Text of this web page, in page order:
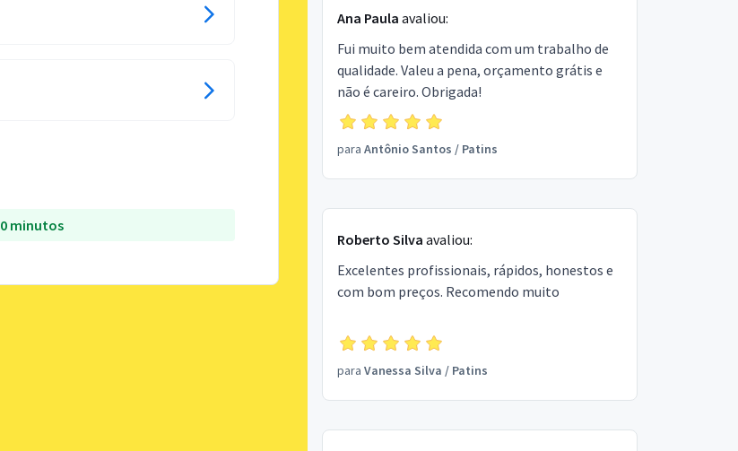
minutos
Ana Paula avaliou:
Fui muito bem atendida com um trabalho de
qualidade. Valeu a pena, orçamento grátis e
não é careiro. Obrigada!
para Antônio Santos / Patins
Roberto Silva avaliou:
Excelentes profissionais, rápidos, honestos e
com bom preços. Recomendo muito
para Vanessa Silva / Patins